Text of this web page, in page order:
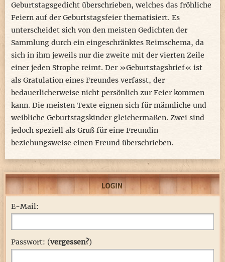
von Heinz Säring
Geburtstagsgedicht überschrieben, welches das fröhliche
Feiern auf der Geburtstagsfeier thematisiert. Es
unterscheidet sich von den meisten Gedichten der
Sammlung durch ein eingeschränktes Reimschema, da
sich in ihm jeweils nur die zweite mit der vierten Zeile
einer jeden Strophe reimt. Der »Geburtstagsbrief« ist
als Gratulation eines Freundes verfasst, der
bedauerlicherweise nicht persönlich zur Feier kommen
kann. Die meisten Texte eignen sich für männliche und
weibliche Geburtstagskinder gleichermaßen. Zwei sind
jedoch speziell als Gruß für eine Freundin
beziehungsweise einen Freund überschrieben.
E-Mail:
Passwort: (vergessen?)